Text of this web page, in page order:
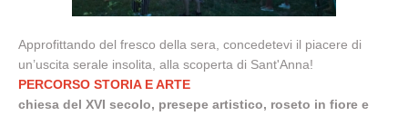
Approfittando del fresco della sera, concedetevi il piacere di
un’uscita serale insolita, alla scoperta di Sant'Anna!
PERCORSO STORIA E ARTE
chiesa del XVI secolo, presepe artistico, roseto in fiore e